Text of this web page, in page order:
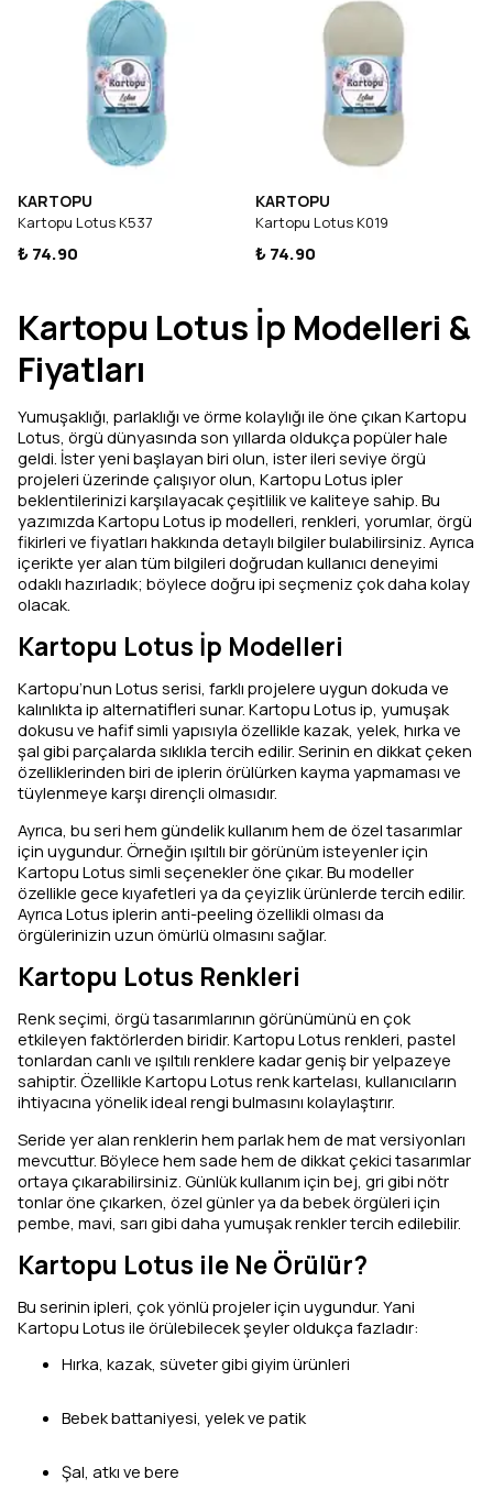
KARTOPU
Kartopu Lotus K537
₺ 74.90
KARTOPU
Kartopu Lotus K019
₺ 74.90
Kartopu Lotus İp Modelleri &
Fiyatları
Yumuşaklığı, parlaklığı ve örme kolaylığı ile öne çıkan Kartopu
Lotus, örgü dünyasında son yıllarda oldukça popüler hale
geldi. İster yeni başlayan biri olun, ister ileri seviye örgü
projeleri üzerinde çalışıyor olun, Kartopu Lotus ipler
beklentilerinizi karşılayacak çeşitlilik ve kaliteye sahip. Bu
yazımızda Kartopu Lotus ip modelleri, renkleri, yorumlar, örgü
fikirleri ve fiyatları hakkında detaylı bilgiler bulabilirsiniz. Ayrıca
içerikte yer alan tüm bilgileri doğrudan kullanıcı deneyimi
odaklı hazırladık; böylece doğru ipi seçmeniz çok daha kolay
olacak.
Kartopu Lotus İp Modelleri
Kartopu’nun Lotus serisi, farklı projelere uygun dokuda ve
kalınlıkta ip alternatifleri sunar. Kartopu Lotus ip, yumuşak
dokusu ve hafif simli yapısıyla özellikle kazak, yelek, hırka ve
şal gibi parçalarda sıklıkla tercih edilir. Serinin en dikkat çeken
özelliklerinden biri de iplerin örülürken kayma yapmaması ve
tüylenmeye karşı dirençli olmasıdır.
Ayrıca, bu seri hem gündelik kullanım hem de özel tasarımlar
için uygundur. Örneğin ışıltılı bir görünüm isteyenler için
Kartopu Lotus simli seçenekler öne çıkar. Bu modeller
özellikle gece kıyafetleri ya da çeyizlik ürünlerde tercih edilir.
Ayrıca Lotus iplerin anti-peeling özellikli olması da
örgülerinizin uzun ömürlü olmasını sağlar.
Kartopu Lotus Renkleri
Renk seçimi, örgü tasarımlarının görünümünü en çok
etkileyen faktörlerden biridir. Kartopu Lotus renkleri, pastel
tonlardan canlı ve ışıltılı renklere kadar geniş bir yelpazeye
sahiptir. Özellikle Kartopu Lotus renk kartelası, kullanıcıların
ihtiyacına yönelik ideal rengi bulmasını kolaylaştırır.
Seride yer alan renklerin hem parlak hem de mat versiyonları
mevcuttur. Böylece hem sade hem de dikkat çekici tasarımlar
ortaya çıkarabilirsiniz. Günlük kullanım için bej, gri gibi nötr
tonlar öne çıkarken, özel günler ya da bebek örgüleri için
pembe, mavi, sarı gibi daha yumuşak renkler tercih edilebilir.
Kartopu Lotus ile Ne Örülür?
Bu serinin ipleri, çok yönlü projeler için uygundur. Yani
Kartopu Lotus ile örülebilecek şeyler oldukça fazladır:
Hırka, kazak, süveter gibi giyim ürünleri
Bebek battaniyesi, yelek ve patik
Şal, atkı ve bere